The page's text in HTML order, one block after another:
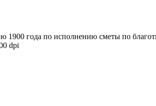
года по исполнению сметы по
dpi